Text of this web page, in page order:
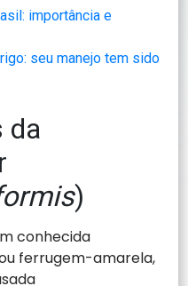
importância e
seu manejo tem sido
da
)
conhecida
ferrugem-amarela,